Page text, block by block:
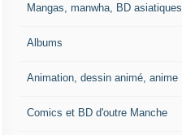
Mangas, manwha, BD asiatiques
Albums
Animation, dessin animé, anime
Comics et BD d'outre Manche